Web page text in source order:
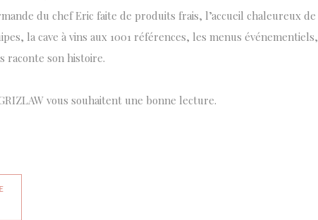
du chef Eric faite de produits frais, l’accueil chaleureux de
la cave à vins aux 1001 références, les menus événementiels,
raconte son histoire.
vous souhaitent une bonne lecture.